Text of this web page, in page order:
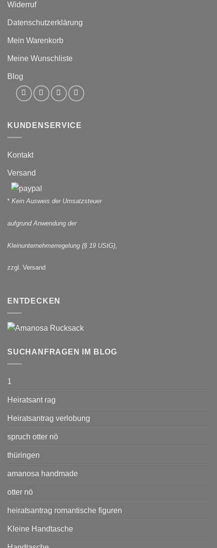
Widerruf
Datenschutzerklärung
Mein Warenkorb
Meine Wunschliste
Blog
KUNDENSERVICE
Kontakt
Versand
* Kein Ausweis der Umsatzsteuer
aufgrund Anwendung der
Kleinunternehmerregelung (§ 19 UStG)
zzgl. Versand
ENTDECKEN
SUCHANFRAGEN IM BLOG
1
Heiratsant rag
Heiratsantrag verlobung
spruch otter nö
thüringen
amanosa handmade
otter nö
heiratsantrag romantische figuren
Kleine Handtasche